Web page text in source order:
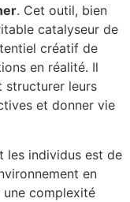
. Cet outil, bien
catalyseur de
créatif de
en réalité. Il
structurer leurs
et donner vie
les individus est de
en
complexité